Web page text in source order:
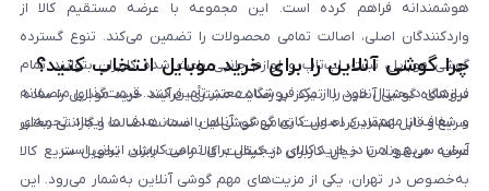
هوشمندانه فراهم کرده است. این مجموعه با عرضه مستقیم کالا از
واردکنندگان اصلی، اصالت تمامی محصولات را تضمین می‌کند. تنوع گسترده
گوشی موبایل، تبلت، لپ‌تاپ و لوازم جانبی باعث شده کاربران بتوانند تمام
نیازهای دیجیتال خود را از یک فروشگاه معتبر تأمین کنند. قیمت‌گذاری منصفانه
و شفاف از مهم‌ترین اصول کاری گوشی آنلاین است. هدف ما ایجاد تجربه‌ای
آسان، سریع و امن در خرید کالای دیجیتال برای تمامی کاربران ایرانی است.
چرا گوشی آنلاین را برای خرید موبایل انتخاب کنید؟
فروشگاه گوشی آنلاین با تمرکز بر رضایت مشتری، فرآیند خرید موبایل را ساده،
سریع و قابل اعتماد کرده است. تمامی گوشی‌ها با ضمانت اصالت و گارانتی معتبر
عرضه می‌شوند تا خیال کاربران از کیفیت کالا راحت باشد. تحویل سریع کالا
به‌خصوص در تهران، یکی از مزیت‌های مهم گوشی آنلاین به‌شمار می‌رود. این